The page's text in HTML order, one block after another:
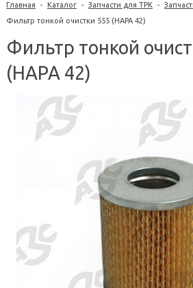
Главная - Каталог - Запчасти для ТРК -
Фильтр тонкой очистки 555 (НАРА 42)
Фильтр тонкой
(НАРА 42)